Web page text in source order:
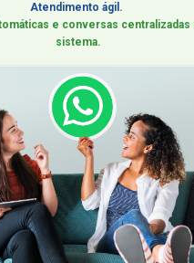
Atendimento ágil.
e conversas centralizadas
sistema.